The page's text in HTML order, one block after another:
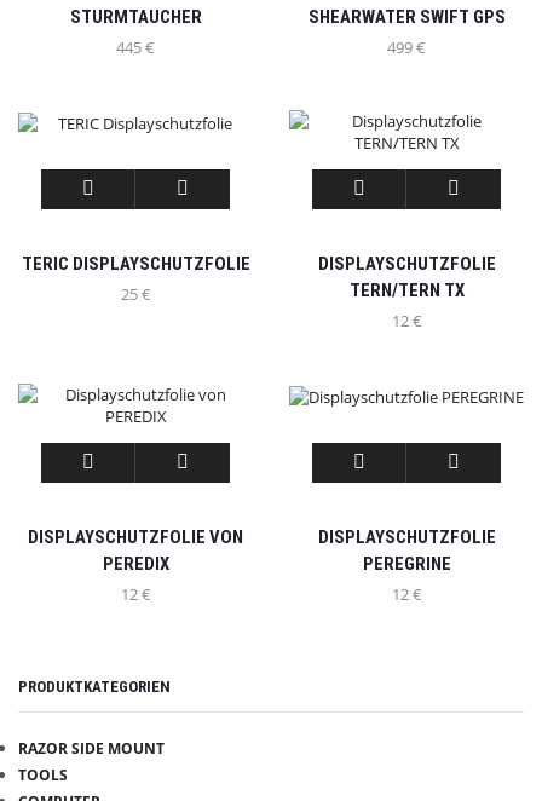
STURMTAUCHER
445€
SHEARWATER SWIFT GPS
499€
TERIC DISPLAYSCHUTZFOLIE
25€
DISPLAYSCHUTZFOLIE
TERN/TERN TX
12€
DISPLAYSCHUTZFOLIE VON
PEREDIX
12€
DISPLAYSCHUTZFOLIE
PEREGRINE
12€
PRODUKTKATEGORIEN
RAZOR SIDE MOUNT
TOOLS
INFO